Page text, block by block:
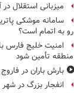
میزبانی استقلال
سامانه موشکی
رو به اتمام است؟
امنیت خلیج فارس
منطقه تأمین شود
بارش باران در
انفجار بزرگ در